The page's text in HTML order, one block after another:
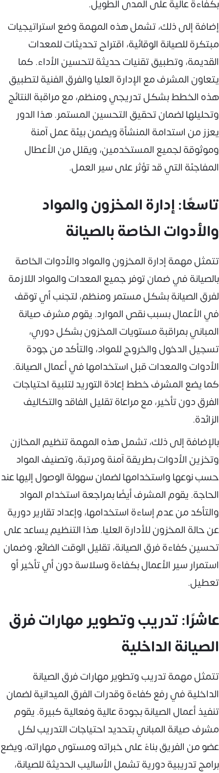
بكفاءة عالية على المدى الطويل.
إضافة إلى ذلك، تشمل هذه المهمة وضع استراتيجيات
مبتكرة للصيانة الوقائية، اقتراح تحديثات للمعدات
القديمة، وتطبيق تقنيات حديثة لتحسين الأداء. كما
يتعاون المشرف مع الإدارة العليا والفرق الفنية لتطبيق
هذه الخطط بشكل تدريجي ومنظم، مع مراقبة النتائج
وتحليلها لضمان تحقيق التحسين المستمر. هذا الدور
يعزز من استدامة المنشأة ويضمن بيئة عمل آمنة
وموثوقة لجميع المستخدمين، ويقلل من الأعطال
المفاجئة التي قد تؤثر على سير العمل.
تاسعًا: إدارة المخزون والمواد
والأدوات الخاصة بالصيانة
تتمثل مهمة إدارة المخزون والمواد والأدوات الخاصة
بالصيانة في ضمان توفر جميع المعدات والمواد اللازمة
لفرق الصيانة بشكل مستمر ومنظم، لتجنب أي توقف
في الأعمال بسبب نقص الموارد. يقوم مشرف صيانة
المباني بمراقبة مستويات المخزون بشكل دوري،
تسجيل الدخول والخروج للمواد، والتأكد من جودة
الأدوات والمعدات قبل استخدامها في أعمال الصيانة.
كما يضع المشرف خطط إعادة التوريد لتلبية احتياجات
الفرق دون تأخير، مع مراعاة تقليل الفاقد والتكاليف
الزائدة.
بالإضافة إلى ذلك، تشمل هذه المهمة تنظيم المخازن
وتخزين الأدوات بطريقة آمنة ومرتبة، وتصنيف المواد
حسب نوعها واستخدامها لضمان سهولة الوصول إليها عند
الحاجة. يقوم المشرف أيضًا بمراجعة استخدام المواد
والتأكد من عدم إساءة استخدامها، وإعداد تقارير دورية
عن حالة المخزون للأدارة العليا. هذا التنظيم يساعد على
تحسين كفاءة فرق الصيانة، تقليل الوقت الضائع، وضمان
استمرار سير الأعمال بكفاءة وسلاسة دون أي تأخير أو
تعطيل.
عاشرًا: تدريب وتطوير مهارات فرق
الصيانة الداخلية
تتمثل مهمة تدريب وتطوير مهارات فرق الصيانة
الداخلية في رفع كفاءة وقدرات الفرق الميدانية لضمان
تنفيذ أعمال الصيانة بجودة عالية وفعالية كبيرة. يقوم
مشرف صيانة المباني بتحديد احتياجات التدريب لكل
عضو من الفريق بناءً على خبراته ومستوى مهاراته، ويضع
برامج تدريبية دورية تشمل الأساليب الحديثة للصيانة،